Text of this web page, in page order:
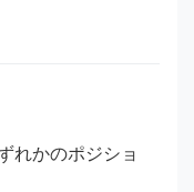
れかのポジショ